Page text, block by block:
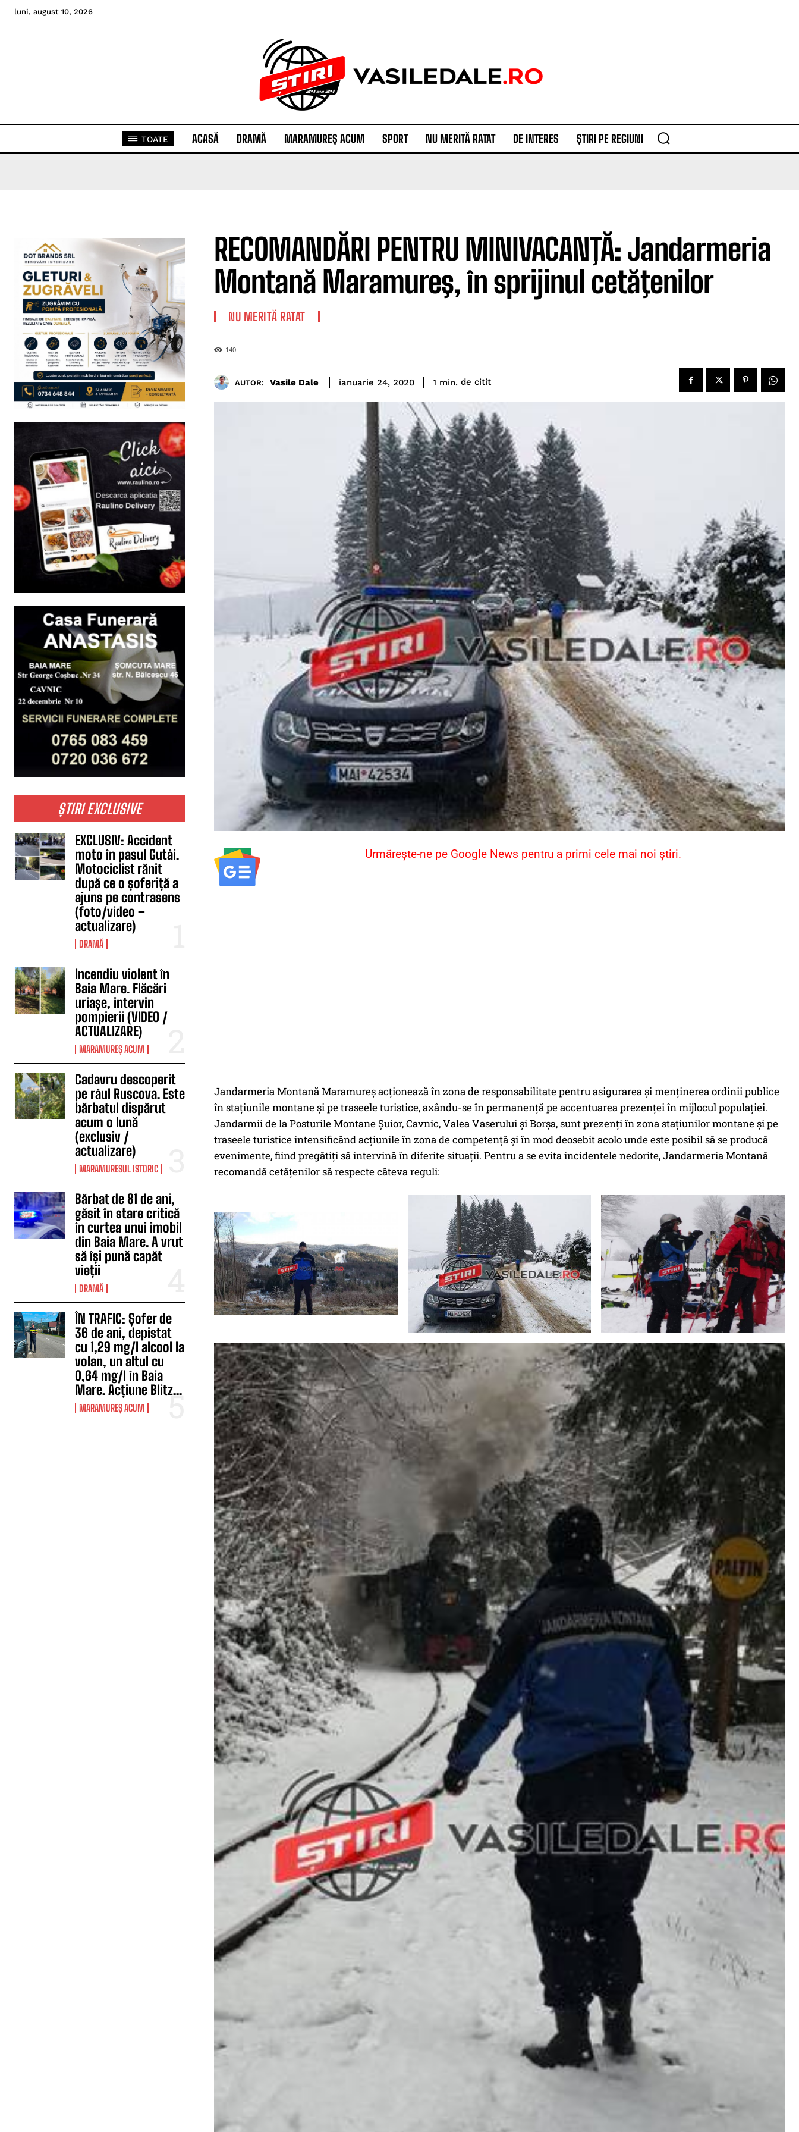
luni, august 10, 2026
TOATE ACASĂ DRAMĂ MARAMUREȘ ACUM SPORT NU MERITĂ RATAT DE INTERES ȘTIRI PE REGIUNI
ȘTIRI EXCLUSIVE
EXCLUSIV: Accident
moto în pasul Gutâi.
Motociclist rănit
după ce o șoferiță a
ajuns pe contrasens
(foto/video –
actualizare)
DRAMĂ
Incendiu violent în
Baia Mare. Flăcări
uriașe, intervin
pompierii (VIDEO /
ACTUALIZARE)
MARAMUREȘ ACUM
Cadavru descoperit
pe râul Ruscova. Este
bărbatul dispărut
acum o lună
(exclusiv /
actualizare)
MARAMURESUL ISTORIC
Bărbat de 81 de ani,
găsit în stare critică
în curtea unui imobil
din Baia Mare. A vrut
să își pună capăt
vieții
DRAMĂ
ÎN TRAFIC: Șofer de
36 de ani, depistat
cu 1,29 mg/l alcool la
volan, un altul cu
0,64 mg/l în Baia
Mare. Acțiune Blitz...
MARAMUREȘ ACUM
RECOMANDĂRI PENTRU MINIVACANŢĂ: Jandarmeria
Montană Maramureş, în sprijinul cetăţenilor
NU MERITĂ RATAT
140
AUTOR: Vasile Dale ianuarie 24, 2020 1 min. de citit
Urmărește-ne pe Google News pentru a primi cele mai noi știri.
Jandarmeria Montană Maramureş acţionează în zona de responsabilitate pentru asigurarea şi menţinerea ordinii publice
în staţiunile montane şi pe traseele turistice, axându-se în permanenţă pe accentuarea prezenţei în mijlocul populaţiei.
Jandarmii de la Posturile Montane Şuior, Cavnic, Valea Vaserului şi Borşa, sunt prezenţi în zona staţiunilor montane şi pe
traseele turistice intensificând acţiunile în zona de competenţă şi în mod deosebit acolo unde este posibil să se producă
evenimente, fiind pregătiţi să intervină în diferite situaţii. Pentru a se evita incidentele nedorite, Jandarmeria Montană
recomandă cetăţenilor să respecte câteva reguli: